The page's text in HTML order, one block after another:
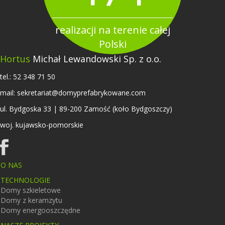
realizacji na terenie całej
Polski
Hortus Michał Lewandowski Sp. z o.o.
tel.: 52 348 71 50
mail: sekretariat@domyprefabrykowane.com
ul. Bydgoska 33 | 89-200 Zamość (koło Bydgoszczy)
woj. kujawsko-pomorskie
O NAS
TECHNOLOGIE
Domy szkieletowe
Domy z keramzytu
Domy energooszczędne